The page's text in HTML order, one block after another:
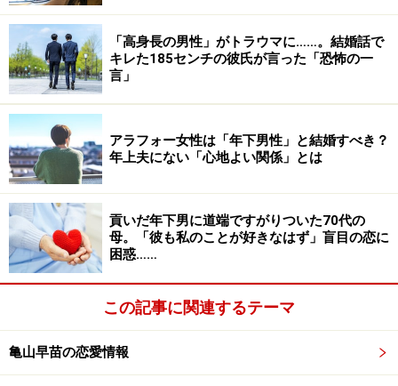
「そうしたらユミカが、『私は話題を広げようとしただ
けなのに。この大福はこれでおいしいですよ、ケチなん
てつけていません。だけど私の知ってる店のは……』とさ
らに言いかけたんです。先輩は、わかった、あとで話そ
うと言っていました」
話題を広げるのは、コミュニケーションを深めるために
大切なことだ。だが、実際、目の前にある、人が買って
きたものと同じ商品についてさらにもっとおいしいとこ
ろがあるという広げ方は間違っていると、あとから先輩
は話したそう。
ん」
「高身長の男性」がトラウマに……。結婚話で
キレた185センチの彼氏が言った「恐怖の一
言」
アラフォー女性は「年下男性」と結婚すべき？
年上夫にない「心地よい関係」とは
貢いだ年下男に道端ですがりついた70代の
母。「彼も私のことが好きなはず」盲目の恋に
困惑……
この記事に関連するテーマ
亀山早苗の恋愛情報